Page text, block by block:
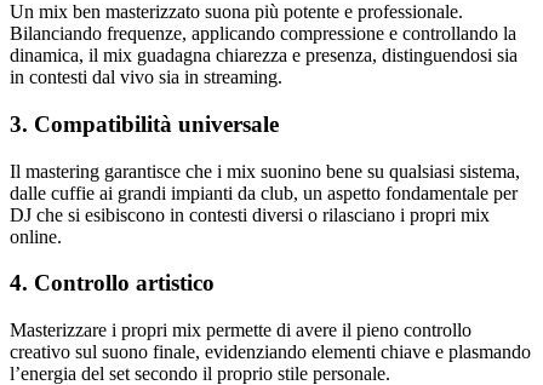
Un mix ben masterizzato suona più potente e professionale.
Bilanciando frequenze, applicando compressione e controllando la
dinamica, il mix guadagna chiarezza e presenza, distinguendosi sia
in contesti dal vivo sia in streaming.
3. Compatibilità universale
Il mastering garantisce che i mix suonino bene su qualsiasi sistema,
dalle cuffie ai grandi impianti da club, un aspetto fondamentale per
DJ che si esibiscono in contesti diversi o rilasciano i propri mix
online.
4. Controllo artistico
Masterizzare i propri mix permette di avere il pieno controllo
creativo sul suono finale, evidenziando elementi chiave e plasmando
l’energia del set secondo il proprio stile personale.